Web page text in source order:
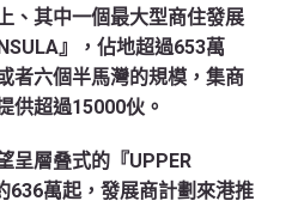
、其中一個最大型商住發展
』，佔地超過653萬
者六個半馬灣的規模，集商
供超過15000伙。
呈層叠式的『UPPER
636萬起，發展商計劃來港推